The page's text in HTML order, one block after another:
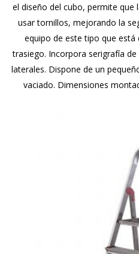
el diseño del cubo, permite que
usar tornillos, mejorando la
equipo de este tipo que
trasiego. Incorpora serigrafía
laterales. Dispone de un
vaciado. Dimensiones